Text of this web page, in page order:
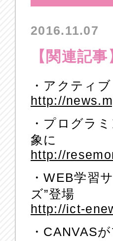
2016.11.07
【関連記
・アクティ
http://
・プログラ
象に
http://
・WEB学習
ズ”登場
http://ict-
・CANVAS